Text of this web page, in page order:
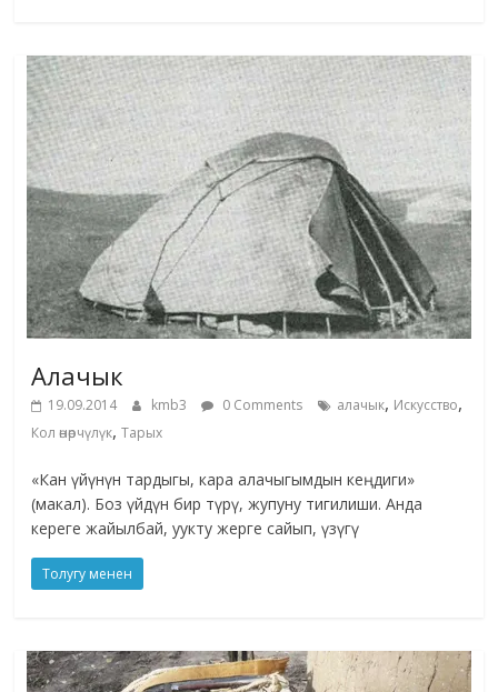
Алачык
19.09.2014 kmb3 0 Comments алачык, Искусство,
Кол өнөрчүлүк,Тарых
«Кан үйүнүн тардыгы, кара алачыгымдын кеңдиги»
(макал). Боз үйдүн бир түрү, жупуну тигилиши. Анда
кереге жайылбай, уукту жерге сайып, үзүгү
Толугу менен